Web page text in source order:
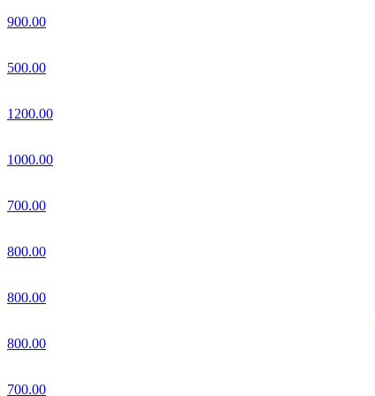
900.00
500.00
1200.00
1000.00
700.00
800.00
800.00
800.00
700.00